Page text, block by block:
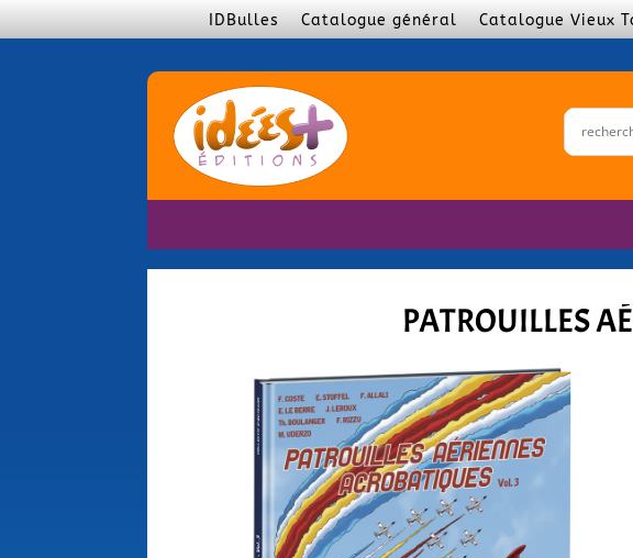
IDBulles Catalogue général Catalogue Vieux
PATROUILLES